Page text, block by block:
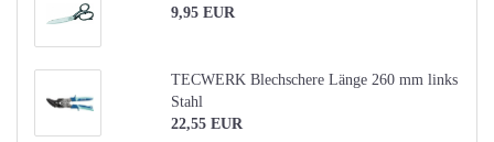
9,95 EUR
TECWERK Blechschere Länge 260 mm links
Stahl
22,55 EUR